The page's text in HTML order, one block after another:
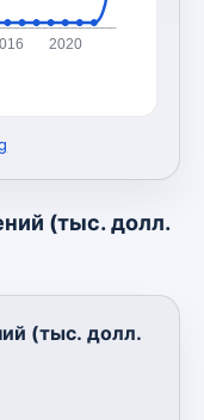
2020
(тыс. долл.
(тыс. долл.